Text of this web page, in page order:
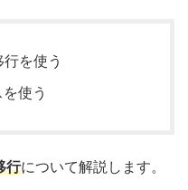
を使う
使う
行について解説します。